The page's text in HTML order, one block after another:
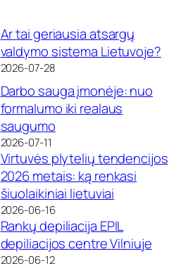
Ar tai geriausia atsargų
valdymo sistema Lietuvoje?
2026-07-28
Darbo sauga įmonėje: nuo
formalumo iki realaus
saugumo
2026-07-11
Virtuvės plytelių tendencijos
2026 metais: ką renkasi
šiuolaikiniai lietuviai
2026-06-16
Rankų depiliacija EPIL
depiliacijos centre Vilniuje
2026-06-12